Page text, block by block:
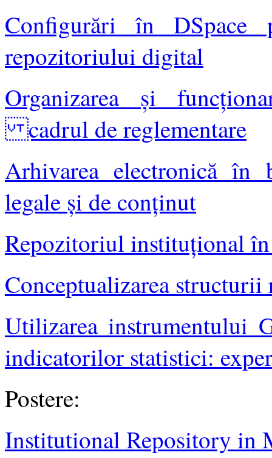
Configurări în DSpace
repozitoriului digital
Organizarea și
cadrul de reglementare
Arhivarea electronică în
legale și de conținut
Repozitoriul instituţional
Conceptualizarea
Utilizarea instrumentului
indicatorilor statistici:
Postere:
Institutional Repository in